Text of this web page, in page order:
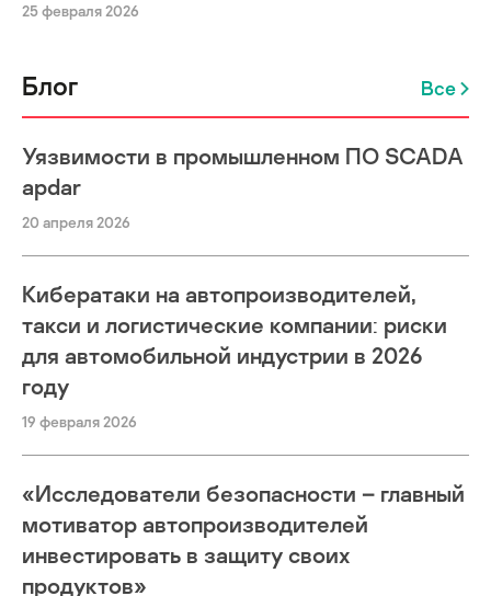
25 февраля 2026
Блог Все
Уязвимости в промышленном ПО SCADA
apdar
20 апреля 2026
Кибератаки на автопроизводителей,
такси и логистические компании: риски
для автомобильной индустрии в 2026
году
19 февраля 2026
«Исследователи безопасности – главный
мотиватор автопроизводителей
инвестировать в защиту своих
продуктов»